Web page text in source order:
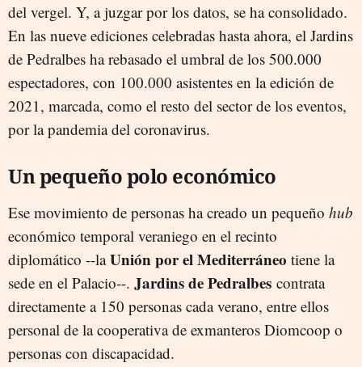
del vergel. Y, a juzgar por los datos, se ha consolidado.
En las nueve ediciones celebradas hasta ahora, el Jardins
de Pedralbes ha rebasado el umbral de los 500.000
espectadores, con 100.000 asistentes en la edición de
2021, marcada, como el resto del sector de los eventos,
por la pandemia del coronavirus.
Un pequeño polo económico
Ese movimiento de personas ha creado un pequeño hub
económico temporal veraniego en el recinto
diplomático --laUnión por el Mediterráneo tiene la
sede en el Palacio--. Jardins de Pedralbes contrata
directamente a 150 personas cada verano, entre ellos
personal de la cooperativa de exmanteros Diomcoop o
personas con discapacidad.